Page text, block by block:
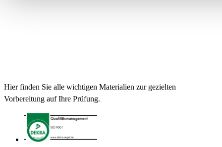
Hier finden Sie alle wichtigen Materialien zur gezielten
Vorbereitung auf Ihre Prüfung.